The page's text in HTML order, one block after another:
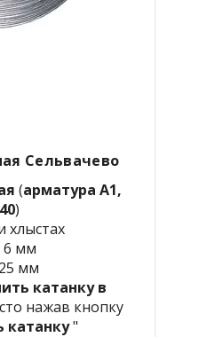
Сельвачево
(арматура А1,
)
хлыстах
мм
мм
катанку в
нажав кнопку
катанку"